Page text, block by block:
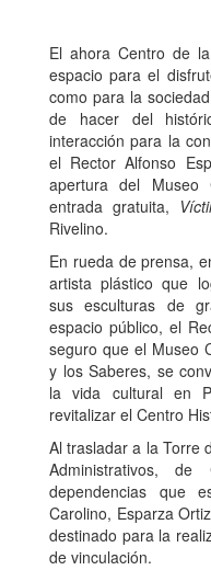
El ahora Centro de
espacio para el
como para la
de hacer del
interacción para la
el Rector Alfonso
apertura del Museo
entrada gratuita,
Rivelino.
En rueda de prensa,
artista plástico que
sus esculturas de
espacio público, el
seguro que el Museo
y los Saberes, se
la vida cultural en
revitalizar el Centro
Al trasladar a la Torre
Administrativos, de
dependencias que
Carolino, Esparza
destinado para la
de vinculación.